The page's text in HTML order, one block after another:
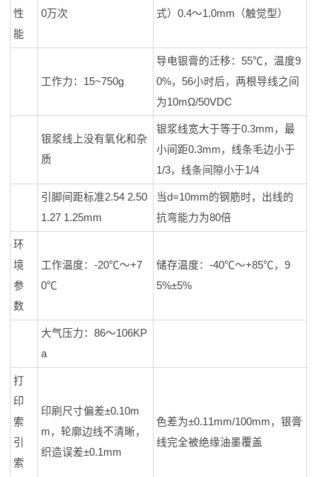
性
能
0万次
式）0.4～1.0mm（触觉型）
工作力：15~750g
导电银膏的迁移：55℃，温度9
0%，56小时后，两根导线之间
为10mΩ/50VDC
银浆线上没有氧化和杂
质
银浆线宽大于等于0.3mm，最
小间距0.3mm，线条毛边小于
1/3，线条间隙小于1/4
引脚间距标准2.54 2.50
1.27 1.25mm
当d=10mm的钢筋时，出线的
抗弯能力为80倍
环
境
参
数
工作温度：-20℃～+7
0℃
储存温度：-40℃～+85℃，9
5%±5%
大气压力：86～106KP
a
打
印
索
引
索
印刷尺寸偏差±0.10m
m，轮廓边线不清晰，
织造误差±0.1mm
色差为±0.11mm/100mm，银膏
线完全被绝缘油墨覆盖